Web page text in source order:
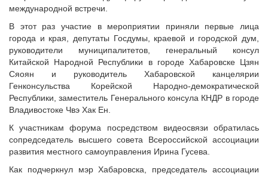
Конкурсы Совета
Семинары Совета
Издания Совета
Вопрос-ответ
ОКМО
Информационный бюллетень МСУ
НАСЕЛЕНИЕ И МСУ
ТОС
Лучшие практики ТОС
Исполнительная дирекция
Палаты Совета
Комитеты Совета
Правление Совета
Обработка персональных данных
Партнеры Совета
Полезные ссылки
Инвестиционные порталы муниципальных образований
Контактная информация
НОВОСТИ
международной встречи.
В этот раз участие в мероприятии приняли первые лица
города и края, депутаты Госдумы, краевой и городской дум,
руководители муниципалитетов, генеральный консул
Китайской Народной Республики в городе Хабаровске Цзян
Сяоян и руководитель Хабаровской канцелярии
Генконсульства Корейской Народно-демократической
Республики, заместитель Генерального консула КНДР в городе
Владивостоке Чвэ Хак Ен.
К участникам форума посредством видеосвязи обратилась
сопредседатель высшего совета Всероссийской ассоциации
развития местного самоуправления Ирина Гусева.
Как подчеркнул мэр Хабаровска, председатель ассоциации